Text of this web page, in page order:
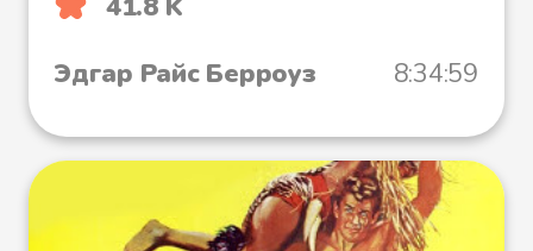
41.8 K
Эдгар Райс Берроуз
8:34:59